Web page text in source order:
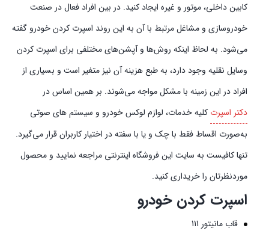
کابین داخلی، موتور و غیره ایجاد کنید. در بین افراد فعال در صنعت
خودروسازی و مشاغل مرتبط با آن به این روند اسپرت کردن خودرو گفته
می‌شود. به لحاظ اینکه روش‌ها و آپشن‌های مختلفی برای اسپرت کردن
وسایل نقلیه وجود دارد، به طبع هزینه آن نیز متغیر است و بسیاری از
افراد در این زمینه با مشکل مواجه می‌شوند. بر همین اساس در
دکتر اسپرت کلیه خدمات، لوازم لوکس خودرو و سیستم‌ های صوتی
به‌صورت اقساط فقط با چک و یا با سفته در اختیار کاربران قرار می‌گیرد.
تنها کافیست به سایت این فروشگاه اینترنتی مراجعه نمایید و محصول
موردنظرتان را خریداری کنید.
اسپرت کردن خودرو
قاب مانیتور 111